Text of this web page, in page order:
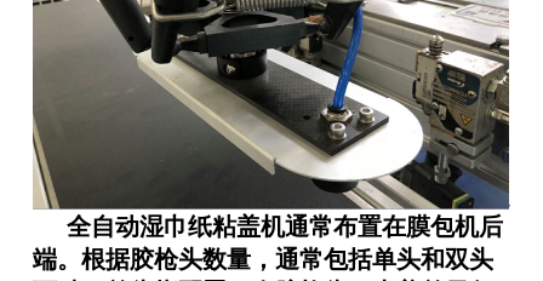
全自动湿巾纸粘盖机通常布置在膜包机后
端。根据胶枪头数量，通常包括单头和双头